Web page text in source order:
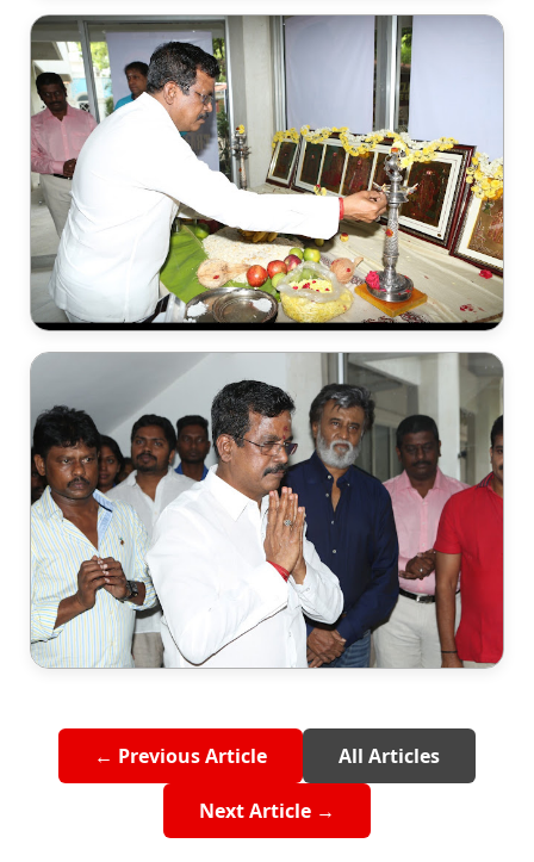
← Previous Article All Articles
Next Article →